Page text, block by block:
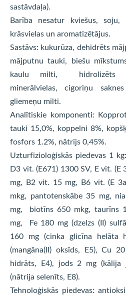
sastāvdaļa).
Barība nesatur kviešus, soju,
krāsvielas un aromatizētājus.
Sastāvs: kukurūza, dehidrēts
mājputnu tauki, biešu
kaulu milti, hidrolizēts
minerālvielas, cigoriņu
gliemeņu milti.
Analītiskie komponenti:
tauki 15,0%, koppelni 8%,
fosfors 1.2%, nātrijs 0,45%.
Uzturfizioloģiskās piedevas 1
D3 vit. (E671) 1300 SV, E vit.
mg, B2 vit. 15 mg, B6 vit. (E
mkg, pantotenskābe 35 mg,
mg, biotīns 650 mkg, taurīns
mg, Fe 180 mg (dzelzs (II)
160 mg (cinka glicīna helāta
(mangāna(II) oksīds, E5), Cu
hidrāts, E4), jods 2 mg (kālija
(nātrija selenīts, E8).
Tehnoloģiskās piedevas: